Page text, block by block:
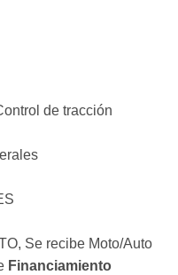
de tracción
Se recibe Moto/Auto
Financiamiento